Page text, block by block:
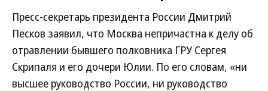
Пресс-секретарь президента России Дмитрий
Песков заявил, что Москва непричастна к делу об
отравлении бывшего полковника ГРУ Сергея
Скрипаля и его дочери Юлии. По его словам, «ни
высшее руководство России, ни руководство